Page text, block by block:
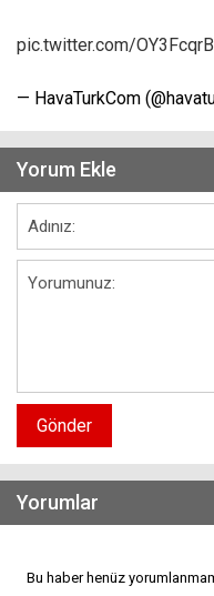
pic.twitter.com/
— HavaTurkCom
Yorum Ekle
Gönder
Yorumlar
Bu haber henüz